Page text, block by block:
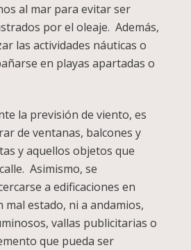
al mar para evitar ser
por el oleaje. Además,
las actividades náuticas o
en playas apartadas o
la previsión de viento, es
de ventanas, balcones y
y aquellos objetos que
Asimismo, se
a edificaciones en
mal estado, ni a andamios,
vallas publicitarias o
que pueda ser